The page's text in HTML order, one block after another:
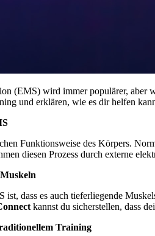
(EMS) wird immer populärer, aber
und erklären, wie es dir helfen
Funktionsweise des Körpers.
diesen Prozess durch externe
ist, dass es auch tieferliegende
kannst du sicherstellen, dass
Training